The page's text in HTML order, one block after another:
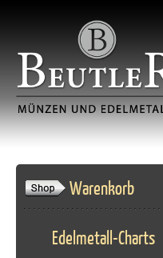
Warenkorb
Edelmetall-Charts